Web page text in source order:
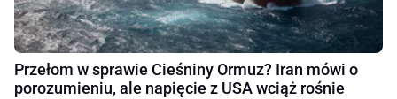
Przełom w sprawie Cieśniny Ormuz? Iran mówi o
porozumieniu, ale napięcie z USA wciąż rośnie